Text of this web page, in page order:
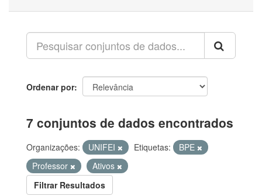
Ordenar por
7 conjuntos de dados encontrados
Organizações: UNIFEI Etiquetas:
BPE
Professor
Ativos
Filtrar Resultados